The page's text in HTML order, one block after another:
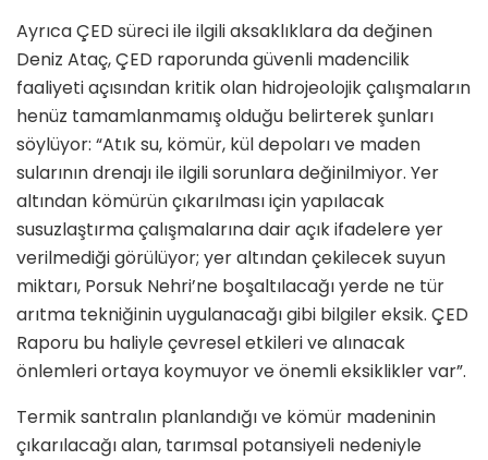
Ayrıca ÇED süreci ile ilgili aksaklıklara da değinen
Deniz Ataç, ÇED raporunda güvenli madencilik
faaliyeti açısından kritik olan hidrojeolojik çalışmaların
henüz tamamlanmamış olduğu belirterek şunları
söylüyor: “Atık su, kömür, kül depoları ve maden
sularının drenajı ile ilgili sorunlara değinilmiyor. Yer
altından kömürün çıkarılması için yapılacak
susuzlaştırma çalışmalarına dair açık ifadelere yer
verilmediği görülüyor; yer altından çekilecek suyun
miktarı, Porsuk Nehri’ne boşaltılacağı yerde ne tür
arıtma tekniğinin uygulanacağı gibi bilgiler eksik. ÇED
Raporu bu haliyle çevresel etkileri ve alınacak
önlemleri ortaya koymuyor ve önemli eksiklikler var”.
Termik santralın planlandığı ve kömür madeninin
çıkarılacağı alan, tarımsal potansiyeli nedeniyle